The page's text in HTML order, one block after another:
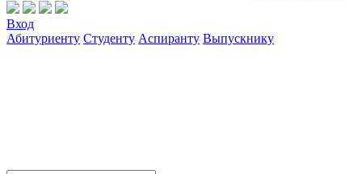
Вход
Абитуриенту Студенту Аспиранту Выпускнику